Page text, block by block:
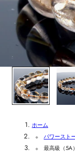
ホーム
パワースト
最高級（5A